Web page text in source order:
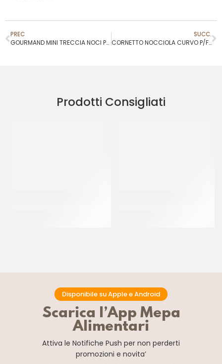
PREC
GOURMAND MINI TRECCIA NOCI PECAN
SUCC.
CORNETTO NOCCIOLA CURVO P/F COD.230149
Prodotti Consigliati
Disponibile su Apple e Android
Scarica l’App Mepa
Alimentari
Attiva le Notifiche Push per non perderti
promozioni e novita’